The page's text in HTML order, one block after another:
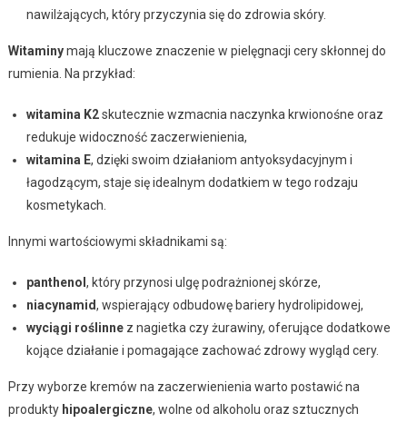
nawilżających, który przyczynia się do zdrowia skóry.
Witaminymają kluczowe znaczenie w pielęgnacji cery skłonnej do
rumienia. Na przykład:
witamina K2skutecznie wzmacnia naczynka krwionośne oraz
redukuje widoczność zaczerwienienia,
witamina E, dzięki swoim działaniom antyoksydacyjnym i
łagodzącym, staje się idealnym dodatkiem w tego rodzaju
kosmetykach.
Innymi wartościowymi składnikami są:
panthenol , który przynosi ulgę podrażnionej skórze,
niacynamid, wspierający odbudowę bariery hydrolipidowej,
wyciągi roślinnez nagietka czy żurawiny, oferujące dodatkowe
kojące działanie i pomagające zachować zdrowy wygląd cery.
Przy wyborze kremów na zaczerwienienia warto postawić na
produkty hipoalergiczne, wolne od alkoholu oraz sztucznych